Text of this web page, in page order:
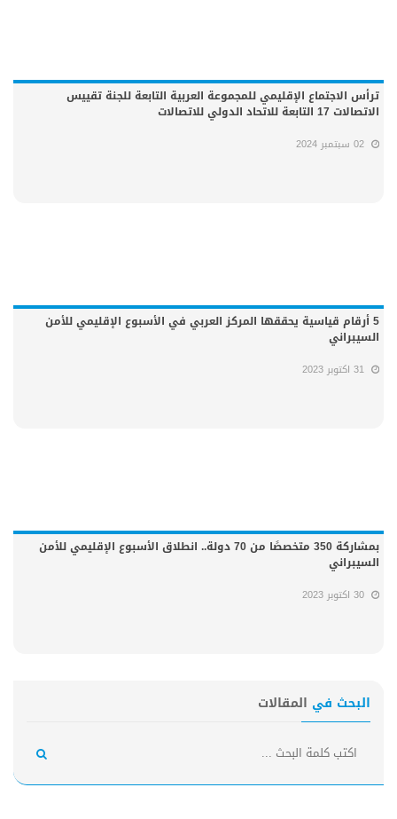
ترأس الاجتماع الإقليمي للمجموعة العربية التابعة للجنة تقييس
الاتصالات 17 التابعة للاتحاد الدولي للاتصالات
02 سبتمبر 2024
5 أرقام قياسية يحققها المركز العربي في الأسبوع الإقليمي للأمن
السيبراني
31 اكتوبر 2023
بمشاركة 350 متخصصًا من 70 دولة.. انطلاق الأسبوع الإقليمي للأمن
السيبراني
30 اكتوبر 2023
البحث في المقالات